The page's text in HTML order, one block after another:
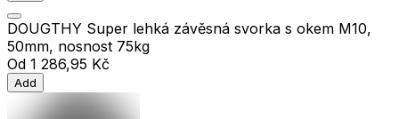
DOUGTHY Super lehká závěsná svorka s okem M10,
50mm, nosnost 75kg
Od 1 286,95 Kč
Add